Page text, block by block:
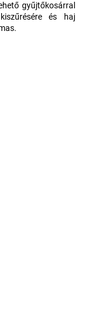
gyűjtőkosárral
és haj